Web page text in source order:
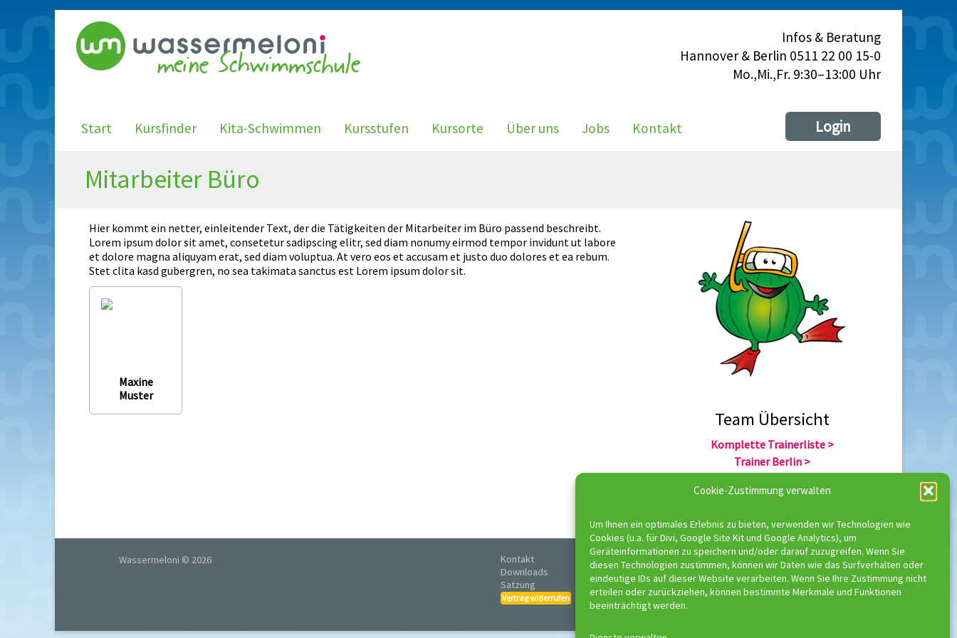
Cookie-Zustimmung verwalten
Um Ihnen ein optimales Erlebnis zu bieten, verwenden wir Technologien wie
Cookies (u.a. für Divi, Google Site Kit und Google Analytics), um
Geräteinformationen zu speichern und/oder darauf zuzugreifen. Wenn Sie
diesen Technologien zustimmen, können wir Daten wie das Surfverhalten oder
eindeutige IDs auf dieser Website verarbeiten. Wenn Sie Ihre Zustimmung nicht
erteilen oder zurückziehen, können bestimmte Merkmale und Funktionen
beeinträchtigt werden.
Infos & Beratung
Hannover & Berlin 0511 22 00 15-0
Mo.,Mi.,Fr. 9:30–13:00 Uhr
Start Kursfinder Kita-Schwimmen Kursstufen Kursorte Über uns Jobs Kontakt Login
Mitarbeiter Büro
Hier kommt ein netter, einleitender Text, der die Tätigkeiten der Mitarbeiter im Büro passend beschreibt.
Lorem ipsum dolor sit amet, consetetur sadipscing elitr, sed diam nonumy eirmod tempor invidunt ut labore
et dolore magna aliquyam erat, sed diam voluptua. At vero eos et accusam et justo duo dolores et ea rebum.
Stet clita kasd gubergren, no sea takimata sanctus est Lorem ipsum dolor sit.
Maxine
Muster
Team Übersicht
Komplette Trainerliste >
Trainer Berlin >
Wassermeloni © 2026
Kontakt
Downloads
Satzung
Vertrag widerrufen
Impressum
Disclaimer
Datenschutzerklärung
AGB